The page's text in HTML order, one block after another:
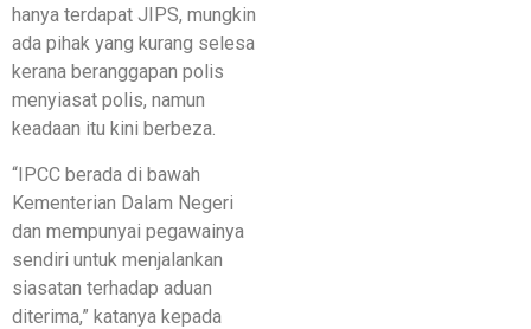
hanya terdapat JIPS, mungkin
ada pihak yang kurang selesa
kerana beranggapan polis
menyiasat polis, namun
keadaan itu kini berbeza.
“IPCC berada di bawah
Kementerian Dalam Negeri
dan mempunyai pegawainya
sendiri untuk menjalankan
siasatan terhadap aduan
diterima,” katanya kepada